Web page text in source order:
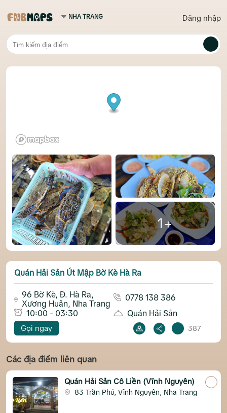
Đăng nhập
1+
Quán Hải Sản Út Mập Bờ Kè Hà Ra
96 Bờ Kè, Đ. Hà Ra,
Xương Huân, Nha Trang
0778 138 386
10:00 - 03:30
Quán Hải Sản
Gọi ngay 387
Các địa điểm liên quan
Quán Hải Sản Cô Liền (Vĩnh Nguyên)
83 Trần Phú, Vĩnh Nguyên, Nha Trang